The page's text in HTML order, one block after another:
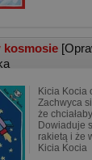
kosmosie
Kicia Kocia
Zachwyca
że
Dowiaduje
rakietą i że
Kicia Kocia